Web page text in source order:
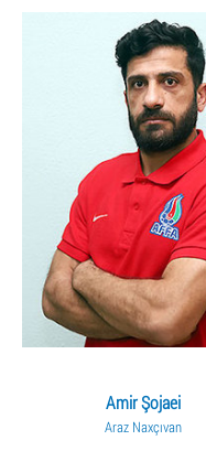
Amir Şojaei
Araz Naxçıvan